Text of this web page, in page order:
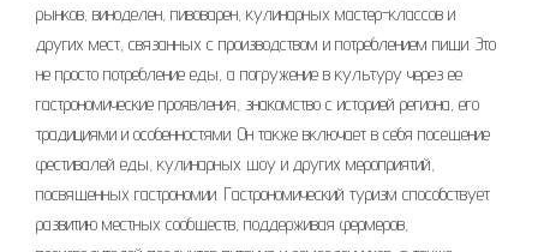
рынков, виноделен, пивоварен, кулинарных мастер-классов и
других мест, связанных с производством и потреблением пищи. Это
не просто потребление еды, а погружение в культуру через ее
гастрономические проявления, знакомство с историей региона, его
традициями и особенностями. Он также включает в себя посещение
фестивалей еды, кулинарных шоу и других мероприятий,
посвященных гастрономии. Гастрономический туризм способствует
развитию местных сообществ, поддерживая фермеров,